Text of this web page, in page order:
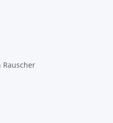
Rauscher